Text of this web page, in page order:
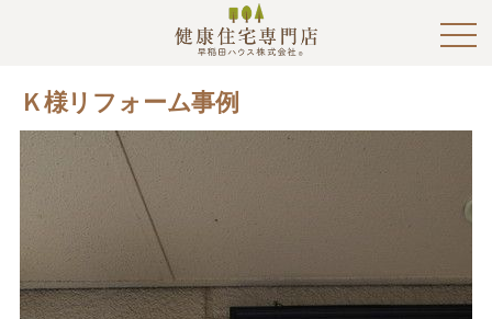
Ｋ様リフォーム事例